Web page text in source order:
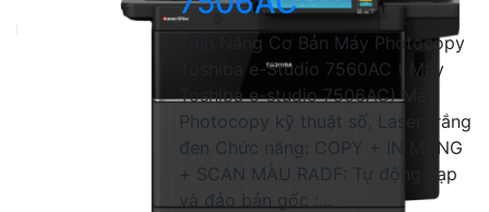
Tính Năng Cơ Bản Máy Photocopy
Toshiba e-Studio 7560AC ( Máy
Toshiba e-studio 7506AC) Máy
Photocopy kỹ thuật số, Laser trắng
đen Chức năng: COPY + IN MẠNG
+ SCAN MÀU RADF: Tự động nạp
và đảo bản gốc :...